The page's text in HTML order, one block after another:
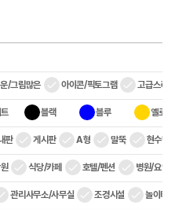
/그림많은 아이콘/픽토그램 고급스러운
블랙 블루 옐로우
판 게시판 A형 말뚝 현수막/
식당/카페 호텔/펜션 병원/요양
관리사무소/사무실 조경시설 놀이터/